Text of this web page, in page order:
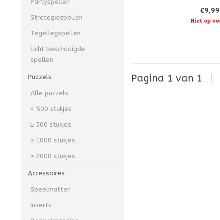
Partyspellen
Strategiespellen
Tegellegspellen
Licht beschadigde
spellen
Puzzels
Alle puzzels
< 500 stukjes
≥ 500 stukjes
≥ 1000 stukjes
≥ 2000 stukjes
Accessoires
Speelmatten
Inserts
overbrengende lijm
verwijderd zonder
€9,99
Niet op
Pagina 1 van 1